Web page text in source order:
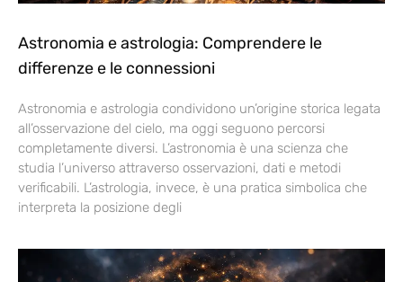
Astronomia e astrologia: Comprendere le
differenze e le connessioni
Astronomia e astrologia condividono un’origine storica legata
all’osservazione del cielo, ma oggi seguono percorsi
completamente diversi. L’astronomia è una scienza che
studia l’universo attraverso osservazioni, dati e metodi
verificabili. L’astrologia, invece, è una pratica simbolica che
interpreta la posizione degli